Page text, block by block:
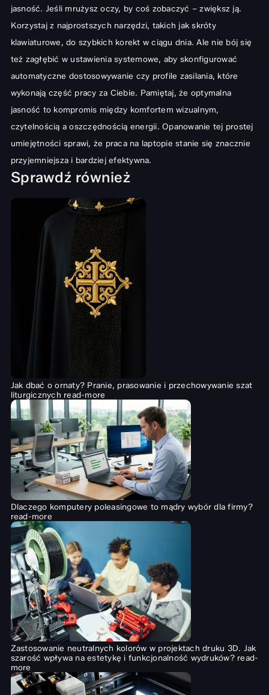
jasność. Jeśli mrużysz oczy, by coś zobaczyć – zwiększ ją.
Korzystaj z najprostszych narzędzi, takich jak skróty
klawiaturowe, do szybkich korekt w ciągu dnia. Ale nie bój się
też zagłębić w ustawienia systemowe, aby skonfigurować
automatyczne dostosowywanie czy profile zasilania, które
wykonają część pracy za Ciebie. Pamiętaj, że optymalna
jasność to kompromis między komfortem wizualnym,
czytelnością a oszczędnością energii. Opanowanie tej prostej
umiejętności sprawi, że praca na laptopie stanie się znacznie
przyjemniejsza i bardziej efektywna.
Sprawdź również
Jak dbać o ornaty? Pranie, prasowanie i przechowywanie szat
liturgicznych read-more
Dlaczego komputery poleasingowe to mądry wybór dla firmy?
read-more
Zastosowanie neutralnych kolorów w projektach druku 3D. Jak
szarość wpływa na estetykę i funkcjonalność wydruków? read-
more